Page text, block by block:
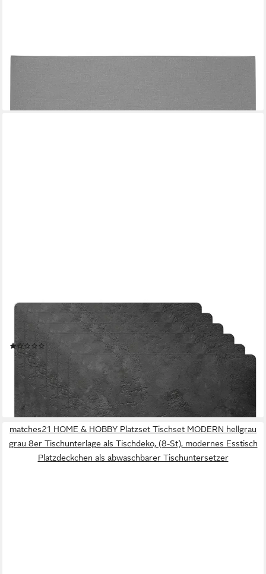
Platzset CLAY, Tisch-Set, Hellgrau, B 46 cm, (1-St)
lieferbar - in 2-3 Werktagen bei dir
MUCHOWOW
Platzset Beton - Druck - Industriell - Schwarz - Grau, (6-St),
Platzsets, Tischset, Abwaschbar, Tischsets, Platzdeckchen
29,95 € UVP36,00 €
-17%
lieferbar - in 3-4 Werktagen bei dir
matches21 HOME & HOBBY Platzset Tischset MODERN hellgrau
grau 8er Tischunterlage als Tischdeko, (8-St), modernes Esstisch
Platzdeckchen als abwaschbarer Tischuntersetzer